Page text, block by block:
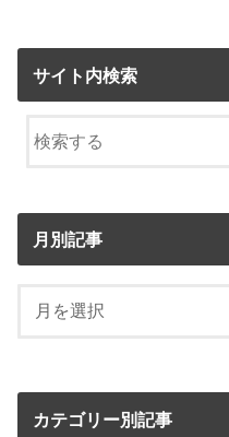
サイト内検索
月別記事
カテゴリー別記事